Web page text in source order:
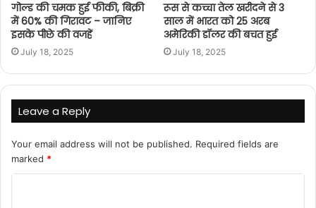
गोल्ड की चमक हुई फीकी, बिक्री
में 60% की गिरावट – जानिए
इसके पीछे की वजहें
July 18, 2025
रूस से कच्चा तेल खरीदने से 3
साल में भारत को 25 अरब
अमेरिकी डॉलर की बचत हुई
July 18, 2025
Leave a Reply
Your email address will not be published. Required fields are
marked *